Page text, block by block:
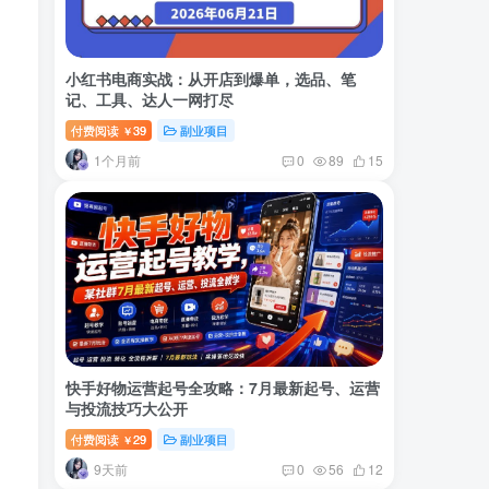
小红书电商实战：从开店到爆单，选品、笔
记、工具、达人一网打尽
付费阅读 ￥39 副业项目
1个月前 0 89 15
快手好物运营起号全攻略：7月最新起号、运营
与投流技巧大公开
付费阅读 ￥29 副业项目
9天前 0 56 12